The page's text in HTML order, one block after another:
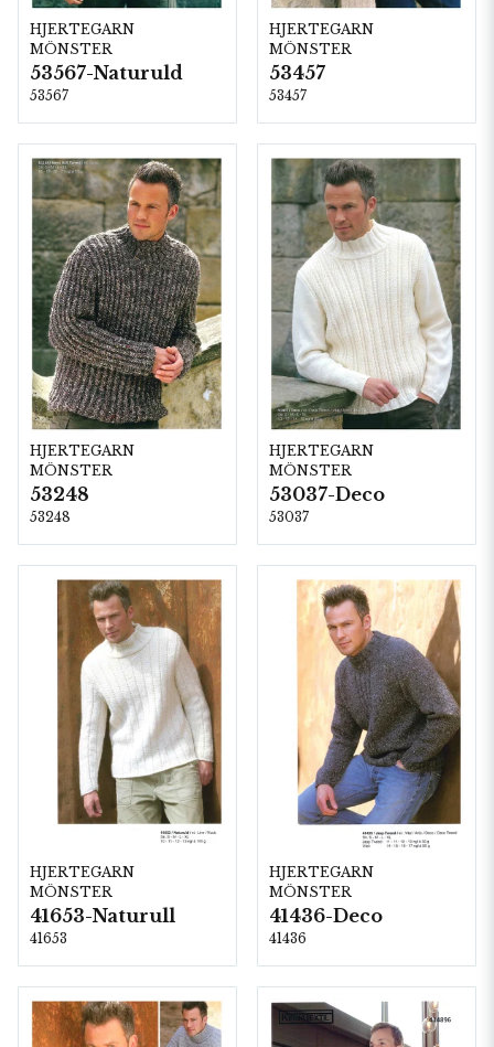
HJERTEGARN
MÖNSTER
53567-Naturuld
53567
HJERTEGARN
MÖNSTER
53457
53457
HJERTEGARN
MÖNSTER
53248
53248
HJERTEGARN
MÖNSTER
53037-Deco
53037
HJERTEGARN
MÖNSTER
41653-Naturull
41653
HJERTEGARN
MÖNSTER
41436-Deco
41436